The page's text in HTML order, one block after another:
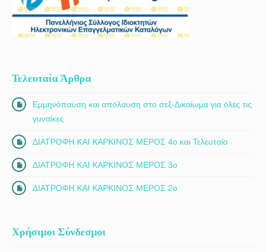
Τελευταία Άρθρα
Εμμηνόπαυση και απόλαυση στο σεξ-Δικαίωμα για όλες τις
γυναίκες
ΔΙΑΤΡΟΦΗ ΚΑΙ ΚΑΡΚΙΝΟΣ ΜΕΡΟΣ 4ο και Τελευταίο
ΔΙΑΤΡΟΦΗ ΚΑΙ ΚΑΡΚΙΝΟΣ ΜΕΡΟΣ 3ο
ΔΙΑΤΡΟΦΗ ΚΑΙ ΚΑΡΚΙΝΟΣ ΜΕΡΟΣ 2ο
Χρήσιμοι Σύνδεσμοι